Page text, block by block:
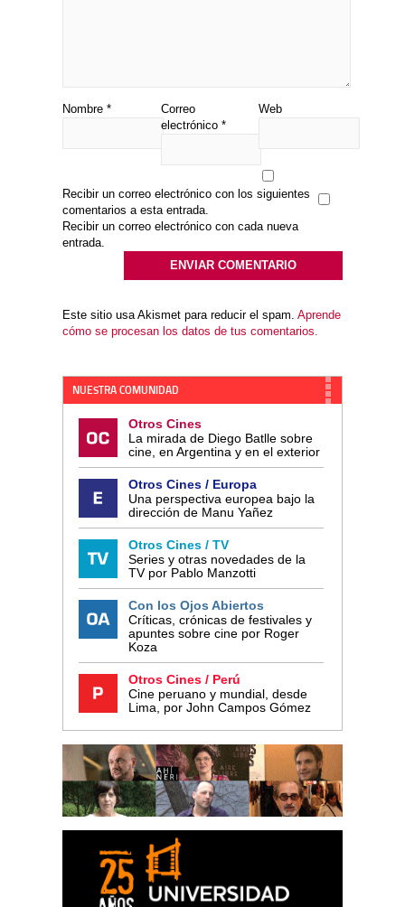
Nombre *
Correo
electrónico *
Web
Recibir un correo electrónico con los siguientes
comentarios a esta entrada.
Recibir un correo electrónico con cada nueva
entrada.
Este sitio usa Akismet para reducir el spam. Aprende
cómo se procesan los datos de tus comentarios.
NUESTRA COMUNIDAD
Otros Cines
La mirada de Diego Batlle sobre
cine, en Argentina y en el exterior
Otros Cines / Europa
Una perspectiva europea bajo la
dirección de Manu Yañez
Otros Cines / TV
Series y otras novedades de la
TV por Pablo Manzotti
Con los Ojos Abiertos
Críticas, crónicas de festivales y
apuntes sobre cine por Roger
Koza
Otros Cines / Perú
Cine peruano y mundial, desde
Lima, por John Campos Gómez